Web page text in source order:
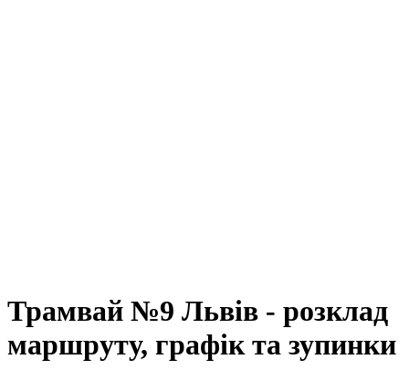
Трамвай №9 Львів - розклад
маршруту, графік та зупинки